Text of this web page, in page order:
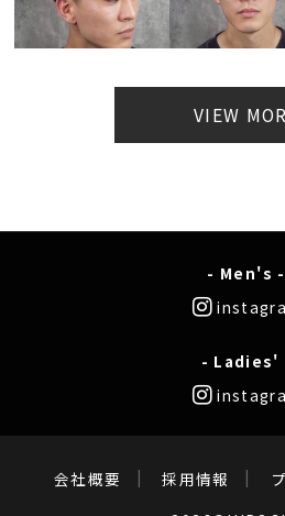
VIEW
- Men's -
- Ladies'
会社概要 採用情報